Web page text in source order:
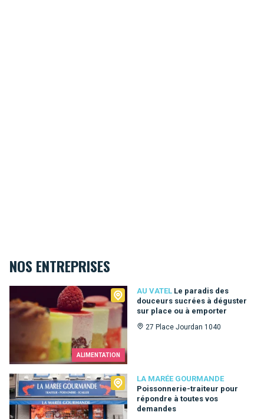
NOS ENTREPRISES
ALIMENTATION
AU VATEL Le paradis des
douceurs sucrées à déguster
sur place ou à emporter
27 Place Jourdan 1040
LA MARÉE GOURMANDE
Poissonnerie-traiteur pour
répondre à toutes vos
demandes
La Marée Gourmande